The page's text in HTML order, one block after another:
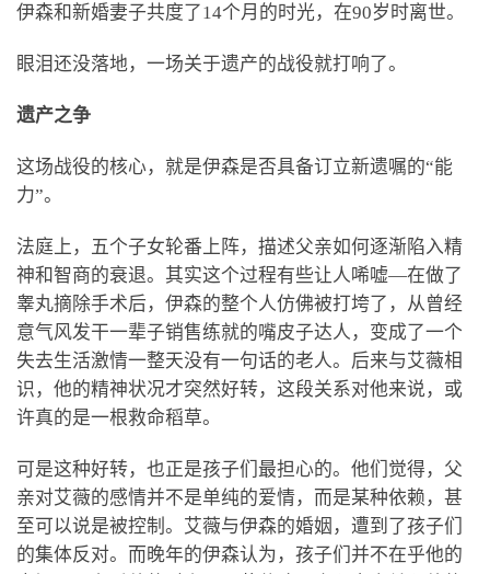
伊森和新婚妻子共度了14个月的时光，在90岁时离世。
眼泪还没落地，一场关于遗产的战役就打响了。
遗产之争
这场战役的核心，就是伊森是否具备订立新遗嘱的“能
力”。
法庭上，五个子女轮番上阵，描述父亲如何逐渐陷入精
神和智商的衰退。其实这个过程有些让人唏嘘—在做了
睾丸摘除手术后，伊森的整个人仿佛被打垮了，从曾经
意气风发干一辈子销售练就的嘴皮子达人，变成了一个
失去生活激情一整天没有一句话的老人。后来与艾薇相
识，他的精神状况才突然好转，这段关系对他来说，或
许真的是一根救命稻草。
可是这种好转，也正是孩子们最担心的。他们觉得，父
亲对艾薇的感情并不是单纯的爱情，而是某种依赖，甚
至可以说是被控制。艾薇与伊森的婚姻，遭到了孩子们
的集体反对。而晚年的伊森认为，孩子们并不在乎他的